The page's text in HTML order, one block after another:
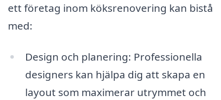
ett företag inom köksrenovering kan bistå
med:
Design och planering: Professionella
designers kan hjälpa dig att skapa en
layout som maximerar utrymmet och